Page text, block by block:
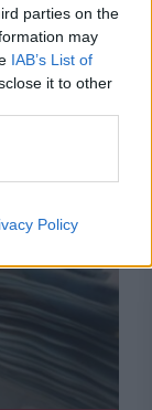
parties on the
may
IAB’s List of
it to other
Policy
Ce se
discuțiile